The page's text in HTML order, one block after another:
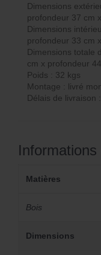
Dimensions
profondeur 37 cm
Dimensions
profondeur 33 cm
Dimensions totale
cm x profondeur
Poids : 32 kgs
Montage : livré
Délais de livraison
Matières
Bois
Dimensions